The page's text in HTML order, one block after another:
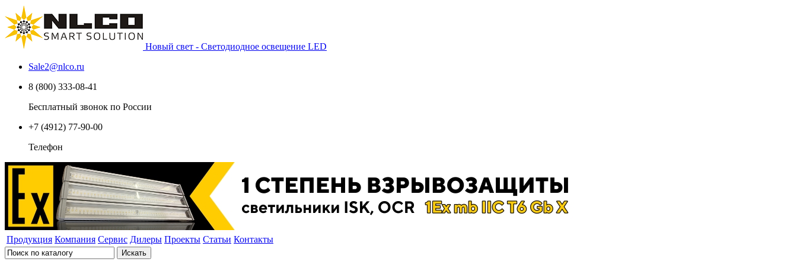
Новый свет - Светодиодное освещение LED
Sale2@nlco.ru
8 (800) 333-08-41
Бесплатный звонок по России
+7 (4912) 77-90-00
Телефон
Продукция Компания Сервис Дилеры Проекты Статьи Контакты